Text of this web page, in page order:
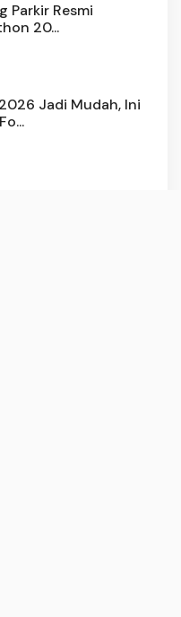
Parkir Resmi
20...
Jadi Mudah, Ini